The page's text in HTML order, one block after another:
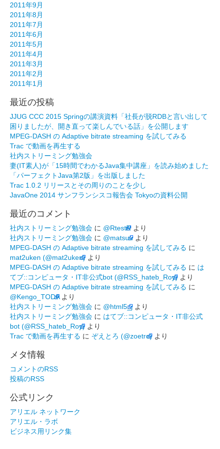
2011年9月
2011年8月
2011年7月
2011年6月
2011年5月
2011年4月
2011年3月
2011年2月
2011年1月
最近の投稿
JJUG CCC 2015 Springの講演資料「社長が脱RDBと言い出して
困りましたが、開き直って楽しんでいる話」を公開します
MPEG-DASH の Adaptive bitrate streaming を試してみる
Trac で動画を再生する
社内ストリーミング勉強会
妻(IT素人)が「15時間でわかるJava集中講座」を読み始めました
「パーフェクトJava第2版」を出版しました
Trac 1.0.2 リリースとその周りのことを少し
JavaOne 2014 サンフランシスコ報告会 Tokyoの資料公開
最近のコメント
社内ストリーミング勉強会 に @RtestR より
社内ストリーミング勉強会 に @matsuu より
MPEG-DASH の Adaptive bitrate streaming を試してみる に
mat2uken (@mat2uken) より
MPEG-DASH の Adaptive bitrate streaming を試してみる に は
てブ::コンピュータ・IT非公式bot (@RSS_hateb_Roy) より
MPEG-DASH の Adaptive bitrate streaming を試してみる に
@Kengo_TODAより
社内ストリーミング勉強会 に @html5_j より
社内ストリーミング勉強会 に はてブ::コンピュータ・IT非公式
bot (@RSS_hateb_Roy) より
Trac で動画を再生する に ぞえとろ (@zoetro) より
メタ情報
コメントのRSS
投稿のRSS
公式リンク
アリエル ネットワーク
アリエル・ラボ
ビジネス用リンク集